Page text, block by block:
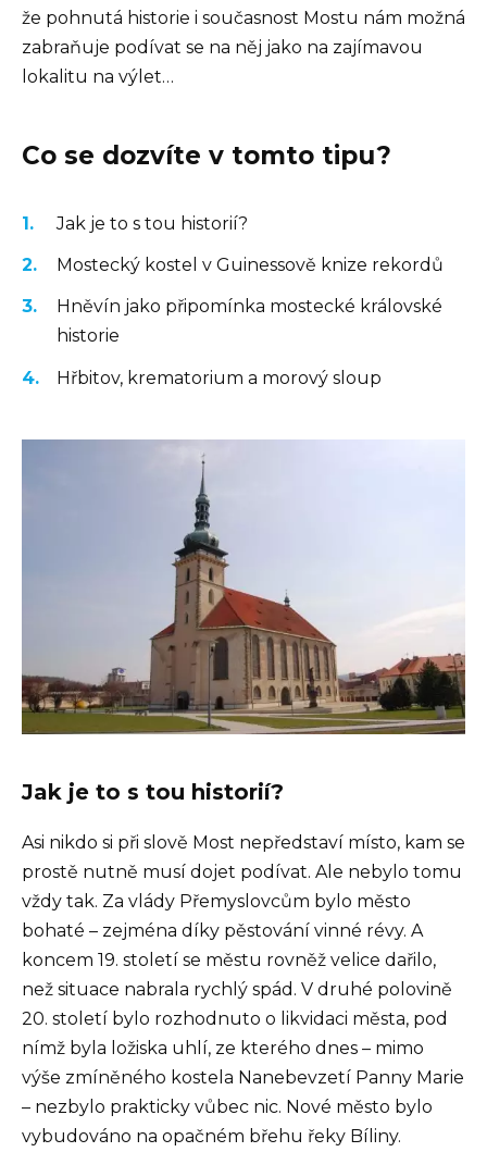
že pohnutá historie i současnost Mostu nám možná
zabraňuje podívat se na něj jako na zajímavou
lokalitu na výlet…
Co se dozvíte v tomto tipu?
Jak je to s tou historií?
Mostecký kostel v Guinessově knize rekordů
Hněvín jako připomínka mostecké královské
historie
Hřbitov, krematorium a morový sloup
Jak je to s tou historií?
Asi nikdo si při slově Most nepředstaví místo, kam se
prostě nutně musí dojet podívat. Ale nebylo tomu
vždy tak. Za vlády Přemyslovcům bylo město
bohaté – zejména díky pěstování vinné révy. A
koncem 19. století se městu rovněž velice dařilo,
než situace nabrala rychlý spád. V druhé polovině
20. století bylo rozhodnuto o likvidaci města, pod
nímž byla ložiska uhlí, ze kterého dnes – mimo
výše zmíněného kostela Nanebevzetí Panny Marie
– nezbylo prakticky vůbec nic. Nové město bylo
vybudováno na opačném břehu řeky Bíliny.